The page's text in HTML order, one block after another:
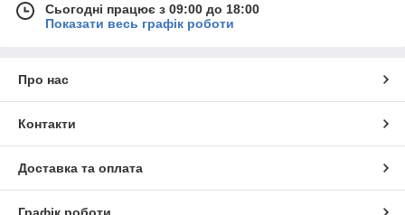
Сьогодні працює з 09:00 до 18:00
Показати весь графік роботи
Про нас
Контакти
Доставка та оплата